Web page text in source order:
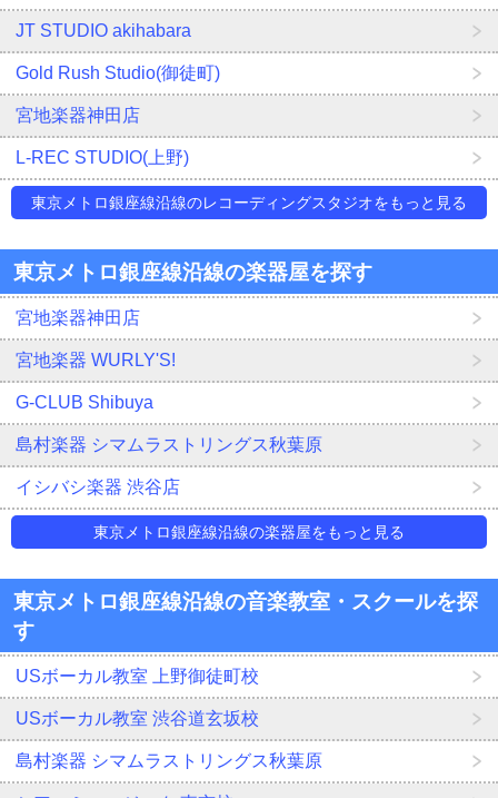
JT STUDIO akihabara
Gold Rush Studio(御徒町)
宮地楽器神田店
L-REC STUDIO(上野)
東京メトロ銀座線沿線のレコーディングスタジオをもっと見る
東京メトロ銀座線沿線の楽器屋を探す
宮地楽器神田店
宮地楽器 WURLY'S!
G-CLUB Shibuya
島村楽器 シマムラストリングス秋葉原
イシバシ楽器 渋谷店
東京メトロ銀座線沿線の楽器屋をもっと見る
東京メトロ銀座線沿線の音楽教室・スクールを探
す
USボーカル教室 上野御徒町校
USボーカル教室 渋谷道玄坂校
島村楽器 シマムラストリングス秋葉原